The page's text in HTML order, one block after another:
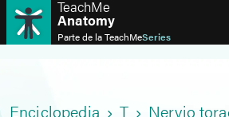
TeachMe
Anatomy
Parte de laTeachMeSeries
Enciclopedia T Nervio